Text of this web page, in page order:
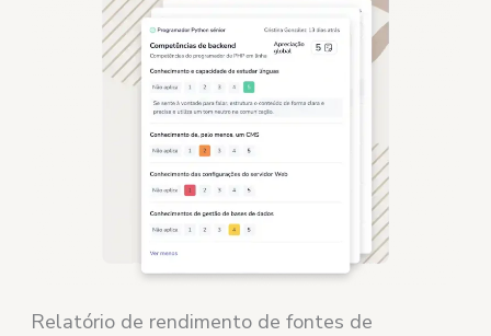
Relatório de rendimento de fontes de